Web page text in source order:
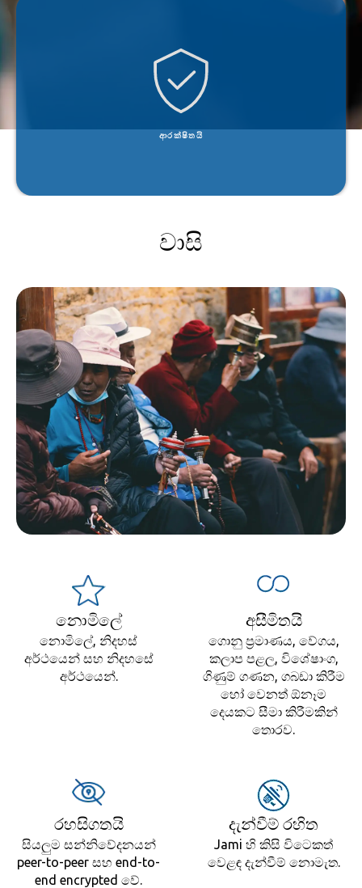
ආරක්ෂිතයි
සියලු සන්නිවේදනයන් සඳහා පරිපූර්ණ ඉදිරි රහස්‍යභාවය සහිත අති නවීන අන්තයේ සංකේතනය
භාවිතා වන අතර X.509 ප්‍රමිතියට අනුකූල වේ.
වාසි
නොමිලේ
නොමිලේ, නිදහස්
අර්ථයෙන් සහ නිදහසේ
අර්ථයෙන්.
අසීමිතයි
ගොනු ප්‍රමාණය, වේගය,
කලාප පළල, විශේෂාංග,
ගිණුම් ගණන, ගබඩා කිරීම
හෝ වෙනත් ඕනෑම
දෙයකට සීමා කිරීමකින්
තොරව.
රහසිගතයි
සියලුම සන්නිවේදනයන්
peer-to-peer සහ end-to-
end encrypted වේ.
දැන්වීම් රහිත
Jami හි කිසි විටෙකත්
වෙළඳ දැන්වීම් නොමැත.